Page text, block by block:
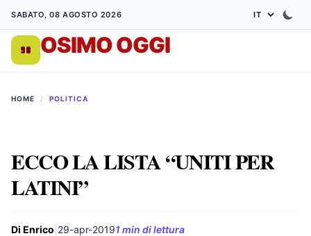
SABATO, 08 AGOSTO 2026
OSIMO OGGI
HOME / POLITICA
ECCO LA LISTA “UNITI PER
LATINI”
Di Enrico 29-apr-20191 min di lettura